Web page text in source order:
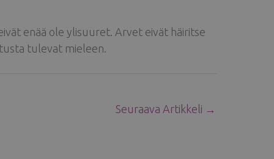
enää ole ylisuuret. Arvet eivät häiritse
tulevat mieleen.
Seuraava Artikkeli →